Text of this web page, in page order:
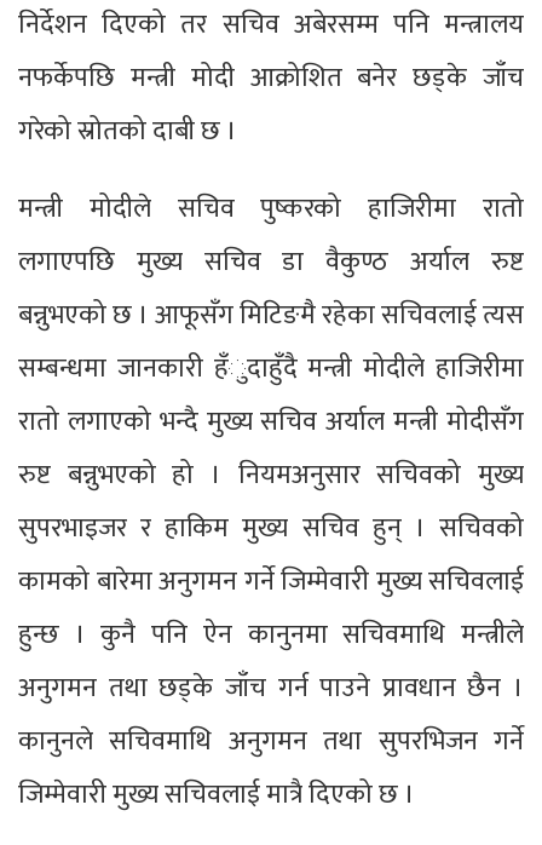
निर्देशन दिएको तर सचिव अबेरसम्म पनि मन्त्रालय
नफर्केपछि मन्त्री मोदी आक्रोशित बनेर छड्के जाँच
गरेको स्रोतको दाबी छ ।
मन्त्री मोदीले सचिव पुष्करको हाजिरीमा रातो
लगाएपछि मुख्य सचिव डा वैकुण्ठ अर्याल रुष्ट
बन्नुभएको छ । आफूसँग मिटिङमै रहेका सचिवलाई त्यस
सम्बन्धमा जानकारी हँुदाहुँदै मन्त्री मोदीले हाजिरीमा
रातो लगाएको भन्दै मुख्य सचिव अर्याल मन्त्री मोदीसँग
रुष्ट बन्नुभएको हो । नियमअनुसार सचिवको मुख्य
सुपरभाइजर र हाकिम मुख्य सचिव हुन् । सचिवको
कामको बारेमा अनुगमन गर्ने जिम्मेवारी मुख्य सचिवलाई
हुन्छ । कुनै पनि ऐन कानुनमा सचिवमाथि मन्त्रीले
अनुगमन तथा छड्के जाँच गर्न पाउने प्रावधान छैन ।
कानुनले सचिवमाथि अनुगमन तथा सुपरभिजन गर्ने
जिम्मेवारी मुख्य सचिवलाई मात्रै दिएको छ ।